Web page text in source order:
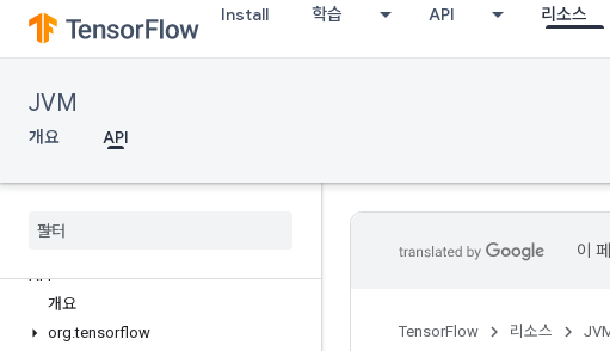
Install 학습 API 리소스
JVM
개요 API
API
개요
org.tensorflow
이
TensorFlow 리소스